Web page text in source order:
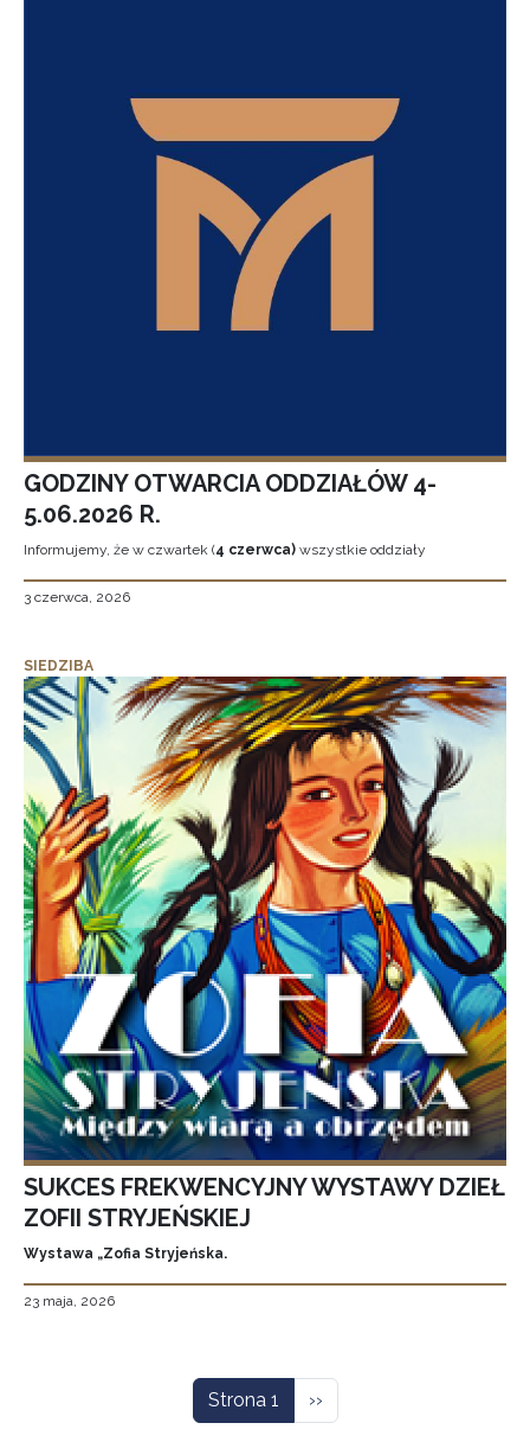
GODZINY OTWARCIA ODDZIAŁÓW 4-
5.06.2026 R.
Informujemy, że w czwartek (4 czerwca) wszystkie oddziały
3 czerwca, 2026
SIEDZIBA
SUKCES FREKWENCYJNY WYSTAWY DZIEŁ
ZOFII STRYJEŃSKIEJ
Wystawa „Zofia Stryjeńska.
23 maja, 2026
Strona 1 Następna strona
››